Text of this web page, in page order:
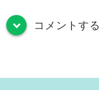
down コメントする